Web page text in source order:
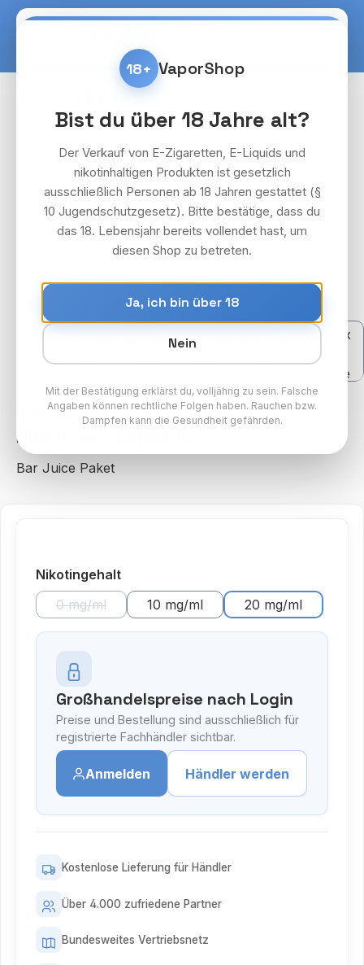
Zum Hauptinhalt springen
Bildergalerie überspringen
10x Bar Juice 5000 Fresh Mint
Nikotinsalz Liquid 10 ml
Bar Juice Paket
Nikotingehaltauswählen
0 mg/ml
(Diese Option ist zurzeit nicht verfügbar.)
10 mg/ml 20 mg/ml
Großhandelspreise nach Login
Preise und Bestellung sind ausschließlich für
registrierte Fachhändler sichtbar.
Anmelden Händler werden
Kostenlose Lieferung für Händler
Über 4.000 zufriedene Partner
Bundesweites Vertriebsnetz
18+ VaporShop
Bist du über 18 Jahre alt?
Der Verkauf von E-Zigaretten, E-Liquids und
nikotinhaltigen Produkten ist gesetzlich
ausschließlich Personen ab 18 Jahren gestattet (§
10 Jugendschutzgesetz). Bitte bestätige, dass du
das 18. Lebensjahr bereits vollendet hast, um
diesen Shop zu betreten.
Ja, ich bin über 18
Nein
Mit der Bestätigung erklärst du, volljährig zu sein. Falsche
Angaben können rechtliche Folgen haben. Rauchen bzw.
Dampfen kann die Gesundheit gefährden.